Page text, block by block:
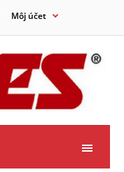
Môj účet